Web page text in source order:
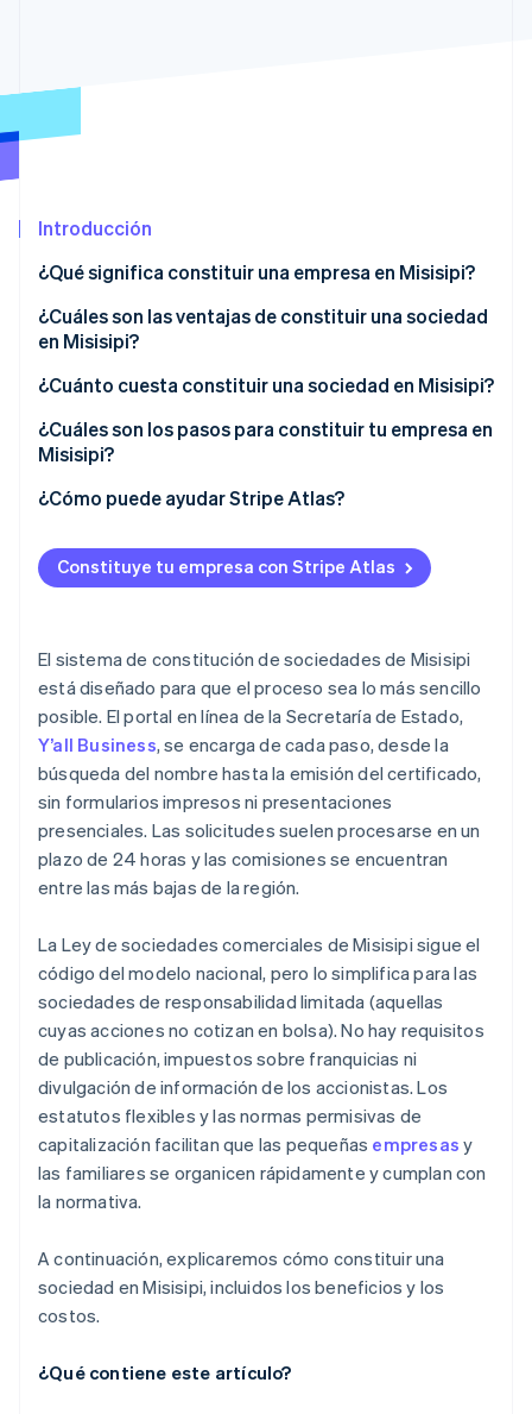
Atlas
Verificación de identidad en línea
Descubre cómo Stripe construye la infraestructura
Introducción
¿Qué significa constituir una empresa en Misisipi?
¿Cuáles son las ventajas de constituir una sociedad
en Misisipi?
Costos predecibles y gobernanza
Canje rápido de incentivos
Ventajas estructurales para la inversión de capital
¿Cuánto cuesta constituir una sociedad en Misisipi?
Comisiones estatales básicas
¿Cuáles son los pasos para constituir tu empresa en
Misisipi?
Elige un nombre que cumpla con la normativa
Designa a un agente registrado
Presenta los estatutos de constitución en línea
tu junta directiva
Regístrate para pagar los impuestos estatales y las
licencias locales
Presenta tu informe anual
Si estás establecido fuera del estado, regístrate
como una corporación extranjera
Mantente organizado
¿Cómo puede ayudar Stripe Atlas?
Solicitud de ingreso a Atlas
Aceptación de pagos y operaciones bancarias antes
Compra de acciones para fundadores sin
desembolso en efectivo
Declaración automática de la elección de
impuestos 83(b)
Documentos legales de empresas de primer nivel
Un año gratis de Stripe Payments, más $50,000 en
créditos y descuentos para socios
Constituye tu empresa con Stripe Atlas
El sistema de constitución de sociedades de Misisipi
está diseñado para que el proceso sea lo más sencillo
posible. El portal en línea de la Secretaría de Estado,
Y’all Business, se encarga de cada paso, desde la
búsqueda del nombre hasta la emisión del certificado,
sin formularios impresos ni presentaciones
presenciales. Las solicitudes suelen procesarse en un
plazo de 24 horas y las comisiones se encuentran
entre las más bajas de la región.
La Ley de sociedades comerciales de Misisipi sigue el
código del modelo nacional, pero lo simplifica para las
sociedades de responsabilidad limitada (aquellas
cuyas acciones no cotizan en bolsa). No hay requisitos
de publicación, impuestos sobre franquicias ni
divulgación de información de los accionistas. Los
estatutos flexibles y las normas permisivas de
capitalización facilitan que las pequeñas empresas y
las familiares se organicen rápidamente y cumplan con
la normativa.
A continuación, explicaremos cómo constituir una
sociedad en Misisipi, incluidos los beneficios y los
costos.
¿Qué contiene este artículo?